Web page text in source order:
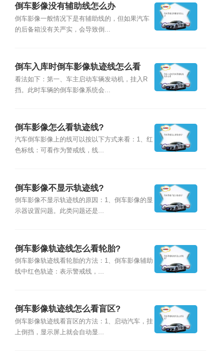
倒车影像没有辅助线怎么办
倒车影像一般情况下是有辅助线的，但如果汽车
的后备箱没有关严实，会导致倒...
倒车入库时倒车影像轨迹线怎么看
看法如下：第一、车主启动车辆发动机，挂入R
挡。此时车辆的倒车影像系统会...
倒车影像怎么看轨迹线?
汽车倒车影像上的线可以按以下方式来看：1、红
色标线：可看作为警戒线，线...
倒车影像不显示轨迹线?
倒车影像不显示轨迹线的原因：1、倒车影像的显
示器设置问题。此类问题还是...
倒车影像轨迹线怎么看轮胎?
倒车影像轨迹线看轮胎的方法：1、倒车影像辅助
线中红色轨迹：表示警戒线，...
倒车影像轨迹线怎么看盲区?
倒车影像轨迹线看盲区的方法：1、启动汽车，挂
上倒挡，显示屏上就会自动显...